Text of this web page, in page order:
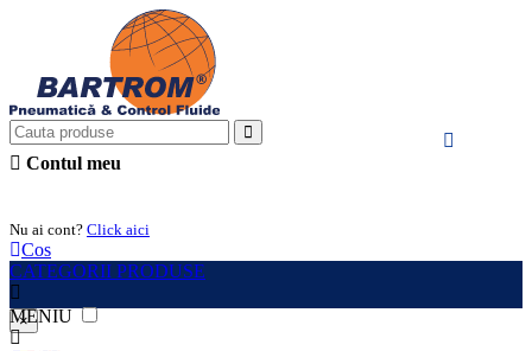
Contul meu
Nu ai cont? Click aici
Cos
CATEGORII PRODUSE
MENIU
×